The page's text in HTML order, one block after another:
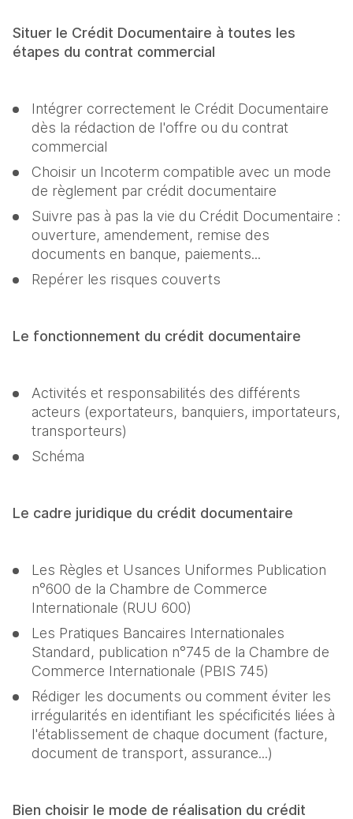
Situer le Crédit Documentaire à toutes les
étapes du contrat commercial
Intégrer correctement le Crédit Documentaire
dès la rédaction de l'offre ou du contrat
commercial
Choisir un Incoterm compatible avec un mode
de règlement par crédit documentaire
Suivre pas à pas la vie du Crédit Documentaire :
ouverture, amendement, remise des
documents en banque, paiements...
Repérer les risques couverts
Le fonctionnement du crédit documentaire
Activités et responsabilités des différents
acteurs (exportateurs, banquiers, importateurs,
transporteurs)
Schéma
Le cadre juridique du crédit documentaire
Les Règles et Usances Uniformes Publication
n°600 de la Chambre de Commerce
Internationale (RUU 600)
Les Pratiques Bancaires Internationales
Standard, publication n°745 de la Chambre de
Commerce Internationale (PBIS 745)
Rédiger les documents ou comment éviter les
irrégularités en identifiant les spécificités liées à
l'établissement de chaque document (facture,
document de transport, assurance...)
Bien choisir le mode de réalisation du crédit